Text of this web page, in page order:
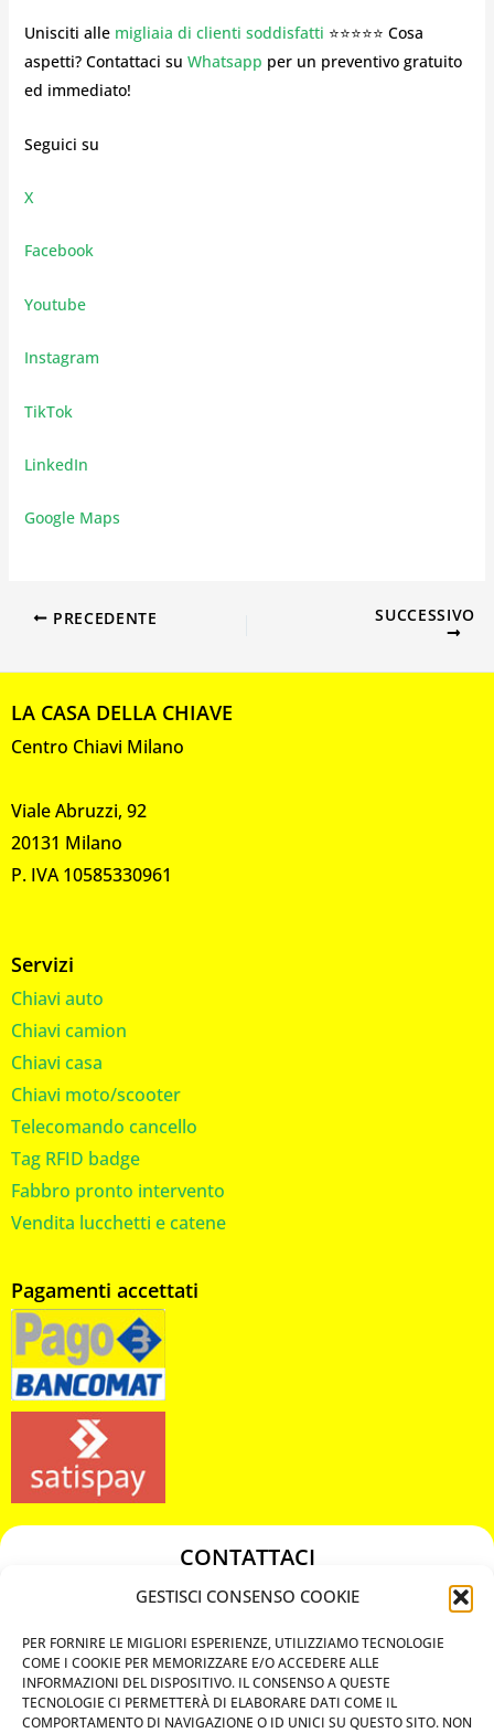
GESTISCI CONSENSO COOKIE
PER FORNIRE LE MIGLIORI ESPERIENZE, UTILIZZIAMO TECNOLOGIE
COME I COOKIE PER MEMORIZZARE E/O ACCEDERE ALLE
INFORMAZIONI DEL DISPOSITIVO. IL CONSENSO A QUESTE
TECNOLOGIE CI PERMETTERÀ DI ELABORARE DATI COME IL
COMPORTAMENTO DI NAVIGAZIONE O ID UNICI SU QUESTO SITO. NON
Unisciti alle migliaia di clienti soddisfatti ⭐⭐⭐⭐⭐ Cosa
aspetti? Contattaci su Whatsapp per un preventivo gratuito
ed immediato!
Seguici su
X
Facebook
Youtube
Instagram
TikTok
LinkedIn
Google Maps
PRECEDENTE SUCCESSIVO
LA CASA DELLA CHIAVE
Centro Chiavi Milano
Viale Abruzzi, 92
20131 Milano
P. IVA 10585330961
Servizi
Chiavi auto
Chiavi camion
Chiavi casa
Chiavi moto/scooter
Telecomando cancello
Tag RFID badge
Fabbro pronto intervento
Vendita lucchetti e catene
Pagamenti accettati
CONTATTACI
349 3863811
chiavicodificate@gmail.com
Privacy Policy